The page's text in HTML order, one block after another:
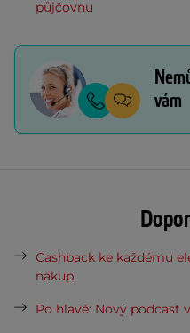
půjčovnu
vám
Cashback ke každému
nákup.
Po hlavě: Nový